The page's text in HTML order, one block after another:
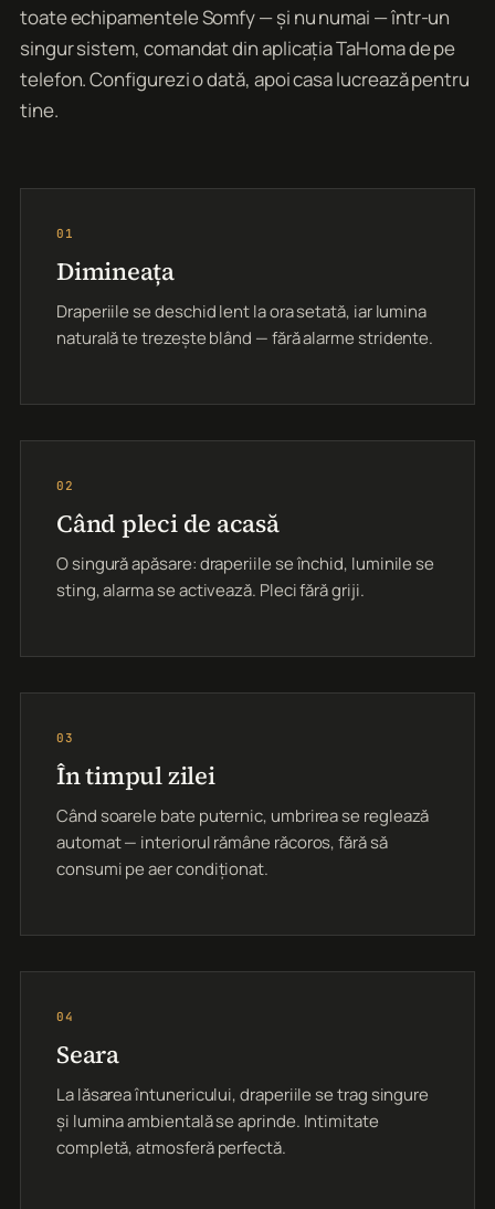
toate echipamentele Somfy — și nu numai — într-un
singur sistem, comandat din aplicația TaHoma de pe
telefon. Configurezi o dată, apoi casa lucrează pentru
tine.
01
Dimineața
Draperiile se deschid lent la ora setată, iar lumina
naturală te trezește blând — fără alarme stridente.
02
Când pleci de acasă
O singură apăsare: draperiile se închid, luminile se
sting, alarma se activează. Pleci fără griji.
03
În timpul zilei
Când soarele bate puternic, umbrirea se reglează
automat — interiorul rămâne răcoros, fără să
consumi pe aer condiționat.
04
Seara
La lăsarea întunericului, draperiile se trag singure
și lumina ambientală se aprinde. Intimitate
completă, atmosferă perfectă.